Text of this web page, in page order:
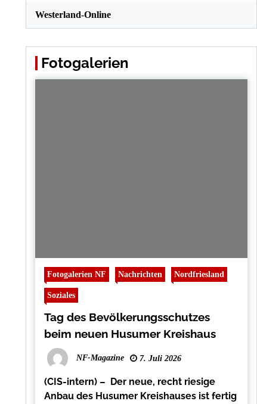
Westerland-Online
Fotogalerien
Fotogalerien NF Nachrichten Nordfriesland
Soziales
Tag des Bevölkerungsschutzes
beim neuen Husumer Kreishaus
NF-Magazine 7. Juli 2026
(CIS-intern) – Der neue, recht riesige
Anbau des Husumer Kreishauses ist fertig